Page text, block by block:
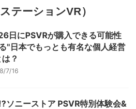
テーションVR）
日にPSVRが購入できる可能性
"日本でもっとも有名な個人経営
？
7/16
ソニーストア PSVR特別体験会&